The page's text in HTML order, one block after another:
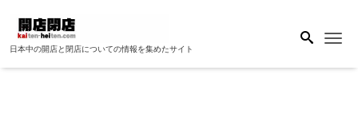
日本中の開店と閉店についての情報を集めたサイト